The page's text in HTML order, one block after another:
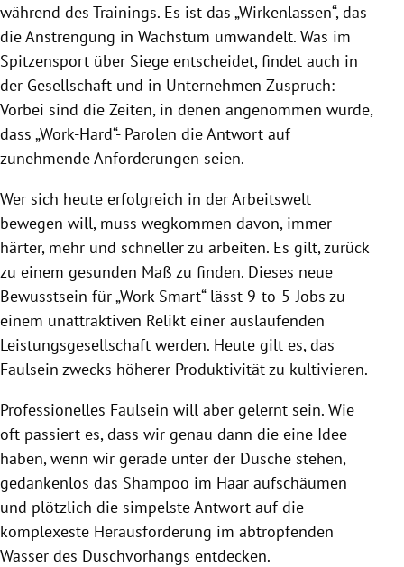
Untermenü
während des Trainings. Es ist das „Wirkenlassen“, das
die Anstrengung in Wachstum umwandelt. Was im
Spitzensport über Siege entscheidet, findet auch in
der Gesellschaft und in Unternehmen Zuspruch:
Vorbei sind die Zeiten, in denen angenommen wurde,
dass „Work-Hard“- Parolen die Antwort auf
zunehmende Anforderungen seien.
Wer sich heute erfolgreich in der Arbeitswelt
bewegen will, muss wegkommen davon, immer
härter, mehr und schneller zu arbeiten. Es gilt, zurück
zu einem gesunden Maß zu finden. Dieses neue
Bewusstsein für „Work Smart“ lässt 9-to-5-Jobs zu
einem unattraktiven Relikt einer auslaufenden
Leistungsgesellschaft werden. Heute gilt es, das
Faulsein zwecks höherer Produktivität zu kultivieren.
Professionelles Faulsein will aber gelernt sein. Wie
oft passiert es, dass wir genau dann die eine Idee
haben, wenn wir gerade unter der Dusche stehen,
gedankenlos das Shampoo im Haar aufschäumen
und plötzlich die simpelste Antwort auf die
komplexeste Herausforderung im abtropfenden
Wasser des Duschvorhangs entdecken.